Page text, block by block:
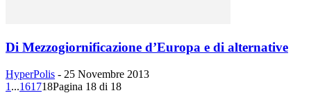
Di Mezzogiornificazione d’Europa e di alternative
HyperPolis - 25 Novembre 2013
1 ...161718Pagina 18 di 18